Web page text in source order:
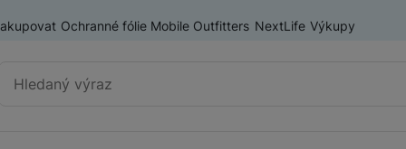
Ochranné fólie Mobile Outfitters NextLife Výkupy